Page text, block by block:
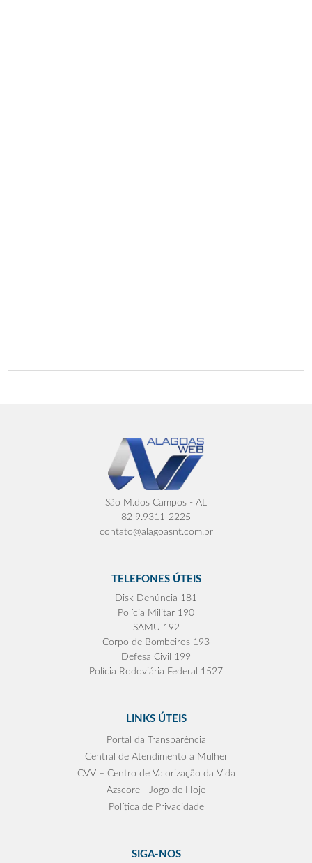
São M.dos Campos - AL
82 9.9311-2225
contato@alagoasnt.com.br
TELEFONES ÚTEIS
Disk Denúncia 181
Polícia Militar 190
SAMU 192
Corpo de Bombeiros 193
Defesa Civil 199
Polícia Rodoviária Federal 1527
LINKS ÚTEIS
Portal da Transparência
Central de Atendimento a Mulher
CVV – Centro de Valorização da Vida
Azscore - Jogo de Hoje
Política de Privacidade
SIGA-NOS